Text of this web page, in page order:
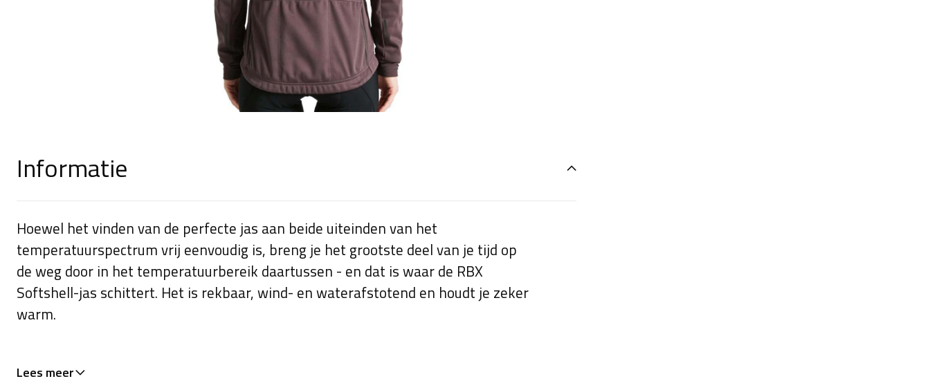
Informatie
Hoewel het vinden van de perfecte jas aan beide uiteinden van het
temperatuurspectrum vrij eenvoudig is, breng je het grootste deel van je tijd op
de weg door in het temperatuurbereik daartussen - en dat is waar de RBX
Softshell-jas schittert. Het is rekbaar, wind- en waterafstotend en houdt je zeker
warm.
Lees meer